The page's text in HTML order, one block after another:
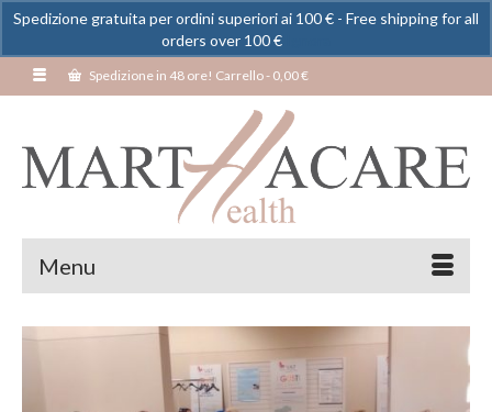
Spedizione in 48 ore! Carrello- 0,00€
Menu
Spedizione gratuita per ordini superiori ai 100 € - Free shipping for all
orders over 100 €